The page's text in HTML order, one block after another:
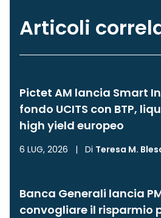
Articoli
Pictet AM lancia Smart
fondo UCITS con BTP,
high yield europeo
6 LUG, 2026 | Di Teresa M.
Banca Generali lancia
convogliare il risparmio